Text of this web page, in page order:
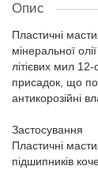
Опис
Пластичні
мінеральної
літієвих мил
присадок, що
антикорозійні
Застосування
Пластичні
підшипників